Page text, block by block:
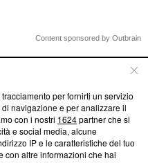
Content sponsored by Outbrain
per fornirti un servizio
navigazione e per analizzare il
con i nostri 1624partner che si
e social media, alcune
IP e le caratteristiche del tuo
con altre informazioni che hai